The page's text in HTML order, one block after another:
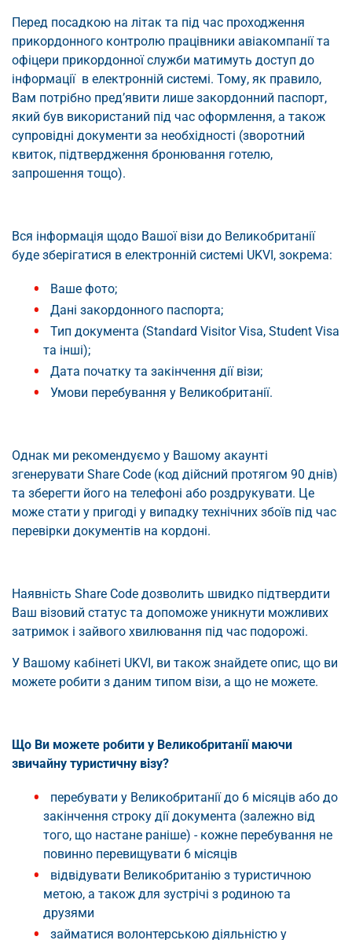
Перед посадкою на літак та під час проходження
прикордонного контролю працівники авіакомпанії та
офіцери прикордонної служби матимуть доступ до
інформації в електронній системі. Тому, як правило,
Вам потрібно пред’явити лише закордонний паспорт,
який був використаний під час оформлення, а також
супровідні документи за необхідності (зворотний
квиток, підтвердження бронювання готелю,
запрошення тощо).
Вся інформація щодо Вашої візи до Великобританії
буде зберігатися в електронній системі UKVI, зокрема:
Ваше фото;
Дані закордонного паспорта;
Тип документа (Standard Visitor Visa, Student Visa
та інші);
Дата початку та закінчення дії візи;
Умови перебування у Великобританії.
Однак ми рекомендуємо у Вашому акаунті
згенерувати Share Code (код дійсний протягом 90 днів)
та зберегти його на телефоні або роздрукувати. Це
може стати у пригоді у випадку технічних збоїв під час
перевірки документів на кордоні.
Наявність Share Code дозволить швидко підтвердити
Ваш візовий статус та допоможе уникнути можливих
затримок і зайвого хвилювання під час подорожі.
У Вашому кабінеті UKVI, ви також знайдете опис, що ви
можете робити з даним типом візи, а що не можете.
Що Ви можете робити у Великобританії маючи
звичайну туристичну візу?
перебувати у Великобританії до 6 місяців або до
закінчення строку дії документа (залежно від
того, що настане раніше) - кожне перебування не
повинно перевищувати 6 місяців
відвідувати Великобританію з туристичною
метою, а також для зустрічі з родиною та
друзями
займатися волонтерською діяльністю у